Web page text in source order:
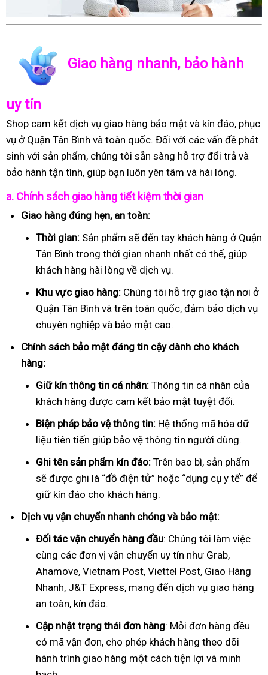
Giao hàng nhanh, bảo hành
uy tín
Shop cam kết dịch vụ giao hàng bảo mật và kín đáo, phục
vụ ở Quận Tân Bình và toàn quốc. Đối với các vấn đề phát
sinh với sản phẩm, chúng tôi sẵn sàng hỗ trợ đổi trả và
bảo hành tận tình, giúp bạn luôn yên tâm và hài lòng.
a. Chính sách giao hàng tiết kiệm thời gian
Giao hàng đúng hẹn, an toàn:
Thời gian: Sản phẩm sẽ đến tay khách hàng ở Quận
Tân Bình trong thời gian nhanh nhất có thể, giúp
khách hàng hài lòng về dịch vụ.
Khu vực giao hàng: Chúng tôi hỗ trợ giao tận nơi ở
Quận Tân Bình và trên toàn quốc, đảm bảo dịch vụ
chuyên nghiệp và bảo mật cao.
Chính sách bảo mật đáng tin cậy dành cho khách
hàng:
Giữ kín thông tin cá nhân: Thông tin cá nhân của
khách hàng được cam kết bảo mật tuyệt đối.
Biện pháp bảo vệ thông tin: Hệ thống mã hóa dữ
liệu tiên tiến giúp bảo vệ thông tin người dùng.
Ghi tên sản phẩm kín đáo: Trên bao bì, sản phẩm
sẽ được ghi là “đồ điện tử” hoặc “dụng cụ y tế” để
giữ kín đáo cho khách hàng.
Dịch vụ vận chuyển nhanh chóng và bảo mật:
Đối tác vận chuyển hàng đầu: Chúng tôi làm việc
cùng các đơn vị vận chuyển uy tín như Grab,
Ahamove, Vietnam Post, Viettel Post, Giao Hàng
Nhanh, J&T Express, mang đến dịch vụ giao hàng
an toàn, kín đáo.
Cập nhật trạng thái đơn hàng: Mỗi đơn hàng đều
có mã vận đơn, cho phép khách hàng theo dõi
hành trình giao hàng một cách tiện lợi và minh